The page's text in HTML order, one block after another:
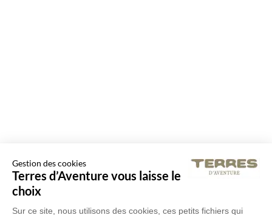
Gestion des cookies
Terres d’Aventure vous laisse le
choix
Sur ce site, nous utilisons des cookies, ces petits fichiers qui